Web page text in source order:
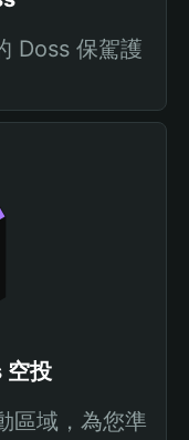
Doss 保駕護
空投
區域，為您準